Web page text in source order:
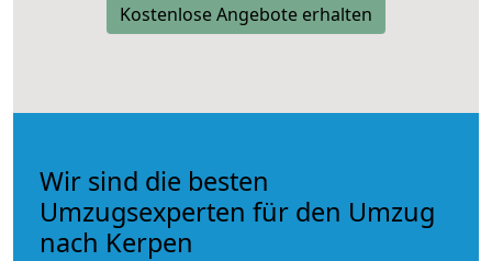
Kostenlose Angebote erhalten
Wir sind die besten
Umzugsexperten für den Umzug
nach Kerpen